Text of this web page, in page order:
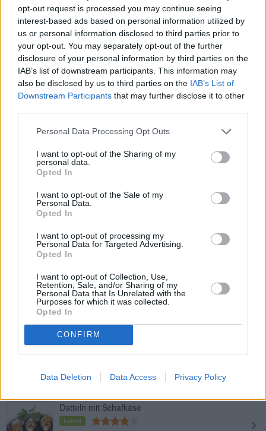
opt-out request is processed you may continue seeing
interest-based ads based on personal information utilized by
us or personal information disclosed to third parties prior to
your opt-out. You may separately opt-out of the further
disclosure of your personal information by third parties on the
IAB’s list of downstream participants. This information may
also be disclosed by us to third parties on the IAB’s List of
Downstream Participants that may further disclose it to other
Personal Data Processing Opt Outs
I want to opt-out of the Sharing of my
personal data.
Opted In
I want to opt-out of the Sale of my
Personal Data.
Opted In
I want to opt-out of processing my
Personal Data for Targeted Advertising.
Opted In
I want to opt-out of Collection, Use,
Retention, Sale, and/or Sharing of my
Personal Data that Is Unrelated with the
Purposes for which it was collected.
Opted In
CONFIRM
Data Deletion Data Access Privacy Policy
Klatsch-Weckerl 2.0
Leicht
Dalgona-Erdbeere
Leicht
Leicht
Croque Monsieur Toast
Leicht
Arme Ritter
Salamitoast gebacken
Leicht
Süßes Popcorn
Datteln mit Schafkäse
Leicht